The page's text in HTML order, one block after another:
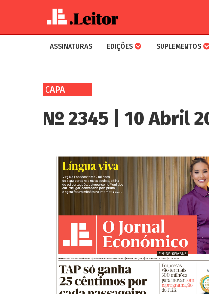
ASSINATURAS EDIÇÕES SUPLEMENTOS
CAPA
Nº 2345 | 10 Abril